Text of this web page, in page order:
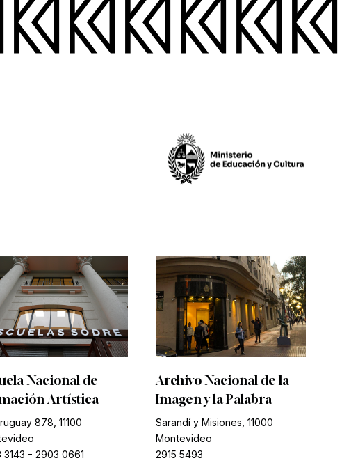
Nacional de
Artística
878, 11100
3143 - 2903 0661
Archivo Nacional de la
Imagen y la Palabra
Sarandí y Misiones, 11000
Montevideo
2915 5493